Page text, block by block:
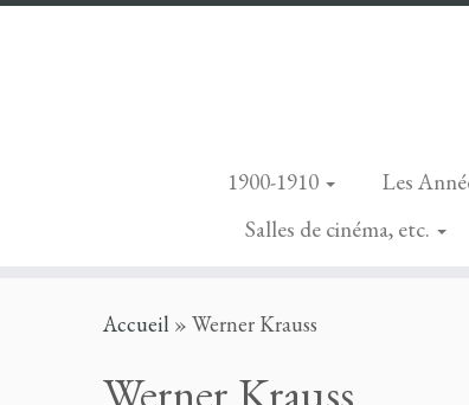
1900-1910 Les
Salles de cinéma, etc.
Accueil » Werner Krauss